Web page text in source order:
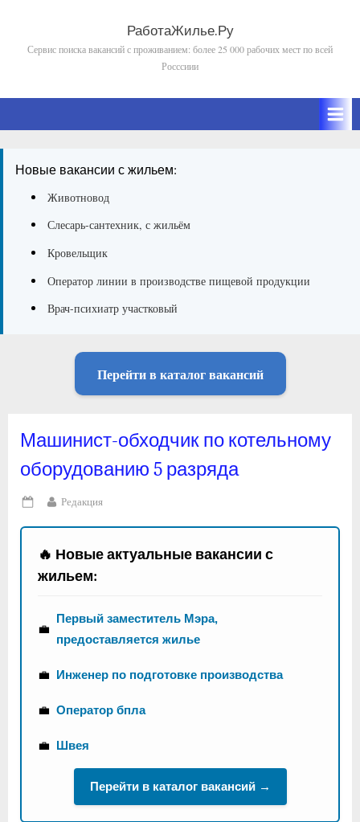
content
РаботаЖилье.Ру
Сервис поиска вакансий с проживанием: более 25 000 рабочих мест по всей
Росссиии
Новые вакансии с жильем:
Животновод
Слесарь-сантехник, с жильём
Кровельщик
Оператор линии в производстве пищевой продукции
Врач-психиатр участковый
Перейти в каталог вакансий
Машинист-обходчик по котельному
оборудованию 5 разряда
Posted
on
By
Редакция
🔥 Новые актуальные вакансии с
жильем:
💼
Первый заместитель Мэра,
предоставляется жилье
💼 Инженер по подготовке производства
💼 Оператор бпла
💼 Швея
Перейти в каталог вакансий →